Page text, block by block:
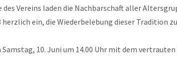
Vereins laden die Nachbarschaft aller
herzlich ein, die Wiederbelebung dieser Tradition
10. Juni um 14.00 Uhr mit dem